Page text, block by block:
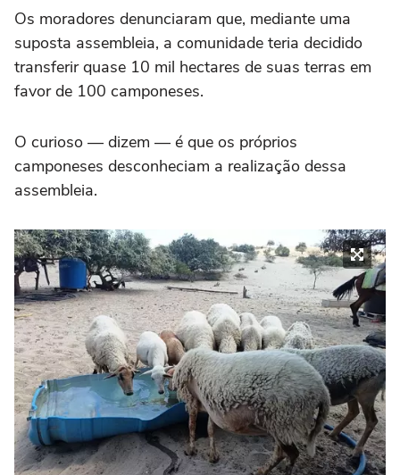
Os moradores denunciaram que, mediante uma
suposta assembleia, a comunidade teria decidido
transferir quase 10 mil hectares de suas terras em
favor de 100 camponeses.
O curioso — dizem — é que os próprios
camponeses desconheciam a realização dessa
assembleia.